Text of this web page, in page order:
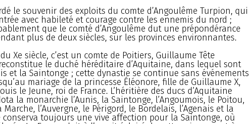
le souvenir des exploits du comte d’Angoulême Turpion, qui
avec habileté et courage contre les ennemis du nord ;
que le comté d’Angoulême dut une prépondérance
plus de deux siècles, sur les provinces environnantes.
Xe siècle, c’est un comte de Poitiers, Guillaume Tête
le duché héréditaire d’Aquitaine, dans lequel sont
et la Saintonge ; cette dynastie se continue sans événements
mariage de la princesse Éléonore, fille de Guillaume X,
le Jeune, roi de France. L’héritière des ducs d’Aquitaine
la monarchie l’Aunis, la Saintonge, l’Angoumois, le Poitou,
l’Auvergne, le Périgord, le Bordelais, l’Agenais et la
conserva toujours une vive affection pour la Saintonge, où